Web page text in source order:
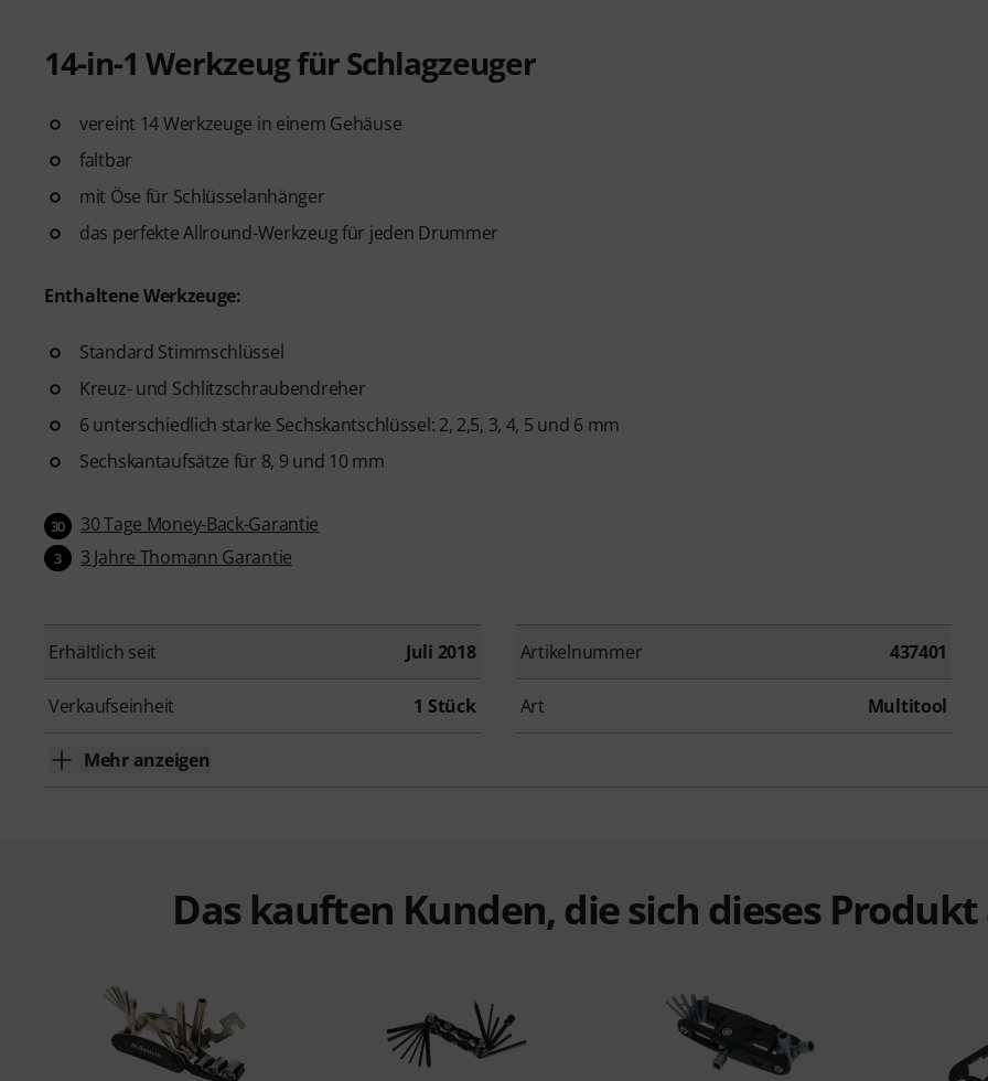
14-in-1 Werkzeug für Schlagzeuger
vereint 14 Werkzeuge in einem Gehäuse
faltbar
mit Öse für Schlüsselanhänger
das perfekte Allround-Werkzeug für jeden Drummer
Enthaltene Werkzeuge:
Standard Stimmschlüssel
Kreuz- und Schlitzschraubendreher
6 unterschiedlich starke Sechskantschlüssel: 2, 2,5, 3, 4, 5 und 6 mm
Sechskantaufsätze für 8, 9 und 10 mm
30 30 Tage Money-Back-Garantie
3 3 Jahre Thomann Garantie
Erhältlich seit Juli 2018 Artikelnummer 437401
Verkaufseinheit 1 Stück Art Multitool
Mehr anzeigen
Das kauften Kunden, die sich dieses